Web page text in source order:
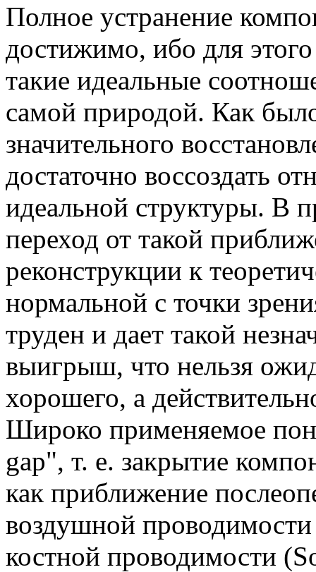
Полное устранение
достижимо, ибо для
такие идеальные
самой природой. Как
значительного
достаточно воссоздать
идеальной структуры. В
переход от такой
реконструкции к
нормальной с точки
труден и дает такой
выигрыш, что нельзя
хорошего, а
Широко применяемое
gap", т. е. закрытие
как приближение
воздушной
костной проводимости